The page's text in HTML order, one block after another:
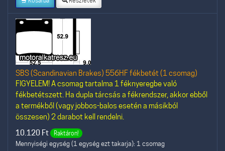
SBS (Scandinavian Brakes) 556HF fékbetét (1 csomag)
FIGYELEM! A csomag tartalma 1 féknyeregbe való
fékbetétszett. Ha dupla tárcsás a fékrendszer, akkor ebből
a termékből (vagy jobbos-balos esetén a másikból
összesen) 2 darabot kell rendelni.
10.120 Ft Raktáron!
Mennyiségi egység (1 egység ezt takarja): 1 csomag